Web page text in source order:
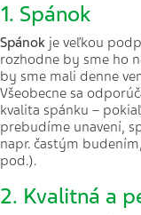
1. Spánok
Spánok je veľkou
rozhodne by sme ho
by sme mali denne
Všeobecne sa
kvalita spánku –
prebudíme unavení,
napr. častým
pod.).
2. Kvalitná a